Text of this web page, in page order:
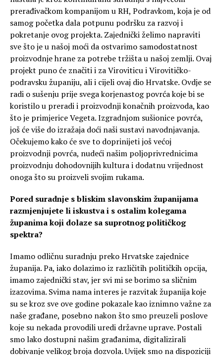
prerađivačkom kompanijom u RH, Podravkom, koja je od
samog početka dala potpunu podršku za razvoj i
pokretanje ovog projekta. Zajednički želimo napraviti
sve što je u našoj moći da ostvarimo samodostatnost
proizvodnje hrane za potrebe tržišta u našoj zemlji. Ovaj
projekt puno će značiti i za Viroviticu i Virovitičko-
podravsku županiju, ali i cijeli ovaj dio Hrvatske. Ovdje se
radi o sušenju prije svega korjenastog povrća koje bi se
koristilo u preradi i proizvodnji konačnih proizvoda, kao
što je primjerice Vegeta. Izgradnjom sušionice povrća,
još će više do izražaja doći naši sustavi navodnjavanja.
Očekujemo kako će sve to doprinijeti još većoj
proizvodnji povrća, nudeći našim poljoprivrednicima
proizvodnju dohodovnijih kultura i dodatnu vrijednost
onoga što su proizveli svojim rukama.
Pored suradnje s bliskim slavonskim županijama
razmjenjujete li iskustva i s ostalim kolegama
županima koji dolaze sa suprotnog političkog
spektra?
Imamo odličnu suradnju preko Hrvatske zajednice
županija. Pa, iako dolazimo iz različitih političkih opcija,
imamo zajednički stav, jer svi mi se borimo sa sličnim
izazovima. Svima nama interes je razvitak županija koje
su se kroz sve ove godine pokazale kao iznimno važne za
naše građane, posebno nakon što smo preuzeli poslove
koje su nekada provodili uredi državne uprave. Postali
smo lako dostupni našim građanima, digitalizirali
dobivanje velikog broja dozvola. Uvijek smo na dispoziciji